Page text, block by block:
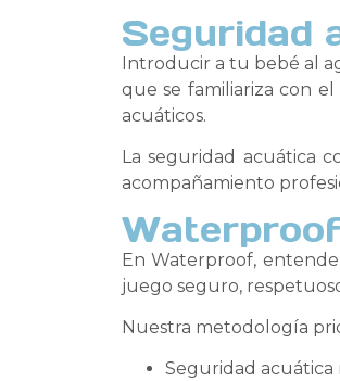
Seguridad
Introducir a tu bebé al
que se familiariza con
acuáticos.
La seguridad acuática
acompañamiento
En Waterproof,
juego seguro,
Nuestra metodología
Seguridad acuática